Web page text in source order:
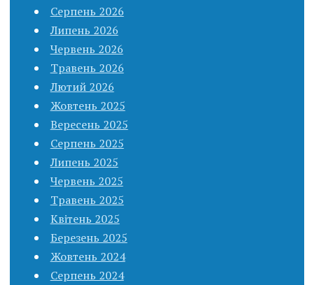
Серпень 2026
Липень 2026
Червень 2026
Травень 2026
Лютий 2026
Жовтень 2025
Вересень 2025
Серпень 2025
Липень 2025
Червень 2025
Травень 2025
Квітень 2025
Березень 2025
Жовтень 2024
Серпень 2024